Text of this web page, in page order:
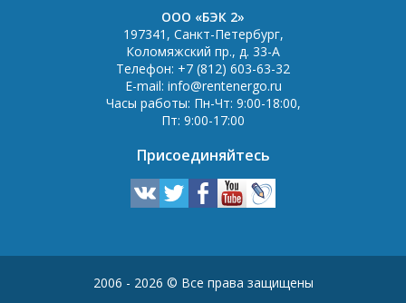
OOO «БЭК 2»
197341 , Санкт-Петербург,
Коломяжский пр., д. 33-А
Телефон: +7 (812) 603-63-32
E-mail: info@rentenergo.ru
Часы работы: Пн-Чт: 9:00-18:00,
Пт: 9:00-17:00
Присоединяйтесь
2006 - 2026 © Все права защищены